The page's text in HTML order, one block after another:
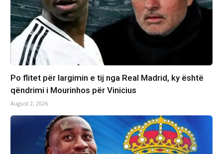
Po flitet për largimin e tij nga Real Madrid, ky është
qëndrimi i Mourinhos për Vinicius
August 2, 2026